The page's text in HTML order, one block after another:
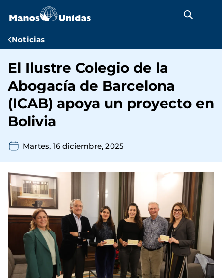
contenido
Ruta
navegación
Noticias
El Ilustre Colegio de la
Abogacía de Barcelona
(ICAB) apoya un proyecto en
Bolivia
Martes, 16 diciembre, 2025